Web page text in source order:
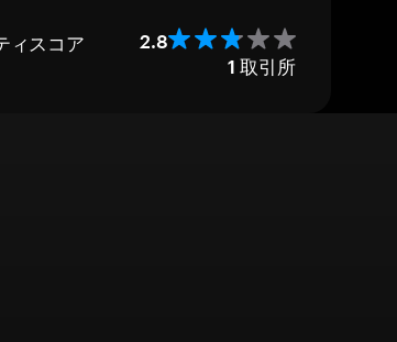
ィスコア 2.8
1 取引所